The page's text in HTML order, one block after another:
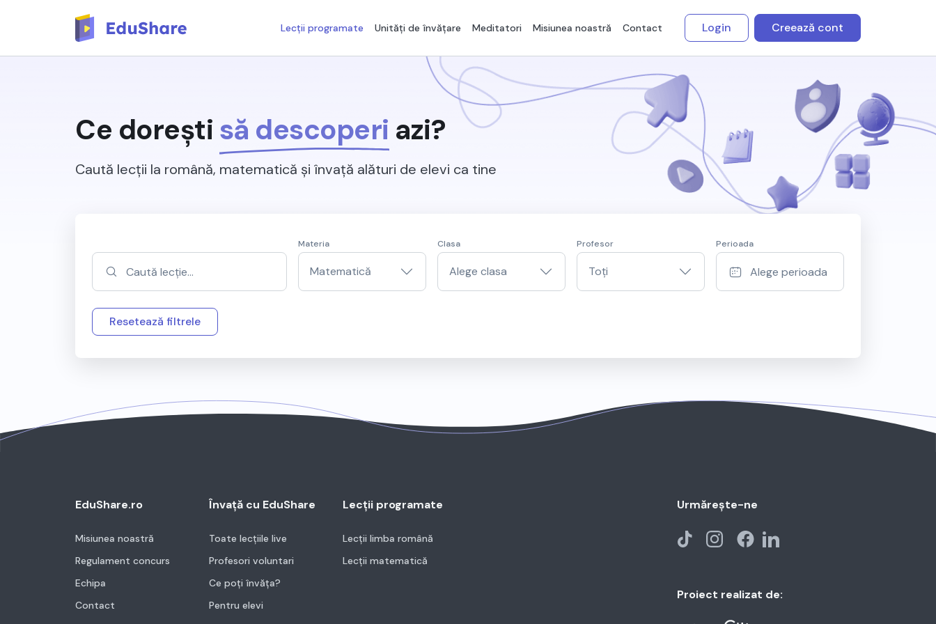
Lecții programate Unități de învățare Meditatori Misiunea noastră Contact Login Creează cont
Ce dorești să descoperi azi?
Caută lecții la română, matematică și învață alături de elevi ca tine
Materia
Matematică
Clasa
Alege clasa
Profesor
Toți
Perioada
Resetează filtrele
EduShare.ro
Misiunea noastră
Regulament concurs
Echipa
Contact
Învață cu EduShare
Toate lecțiile live
Profesori voluntari
Ce poți învăța?
Pentru elevi
Lecții programate
Lecții limba română
Lecții matematică
Urmărește-ne
Proiect realizat de: